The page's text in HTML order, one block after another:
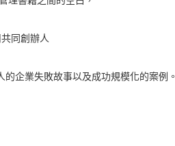
同創辦人
企業失敗故事以及成功規模化的案例。